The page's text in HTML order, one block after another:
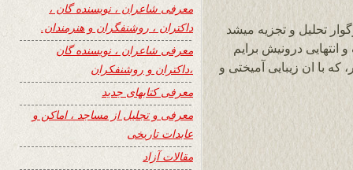
تحلیل و تجزیه میشد
درونیش برایم
که با ان زیبایی آمیختی و
معرفی شاعران ، نویسنده گان ،
داکتران ، روشنفگران و هنرمندان.
معرفی شاعران ، نویسنده گان
،داکتران و روشنفکران
معرفی کتابهای جدید
معرفی و تجلیل از مساجد ، اماکن و
عابدات تاریخی
مقالات آزاد